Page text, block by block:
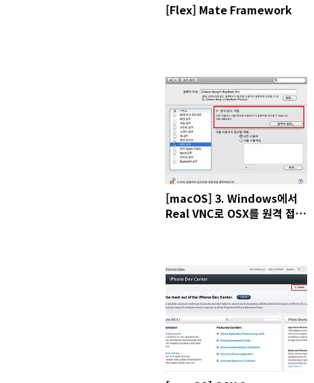
[Flex] Mate Framework
[macOS] 3. Windows에서
Real VNC로 OSX를 원격 접속